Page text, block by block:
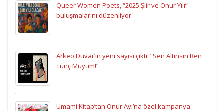
Queer Women Poets, “2025 Şiir ve Onur Yılı”
buluşmalarını düzenliyor
Arkeo Duvar’ın yeni sayısı çıktı: “Sen Altınsın Ben
Tunç Muyum!”
Umami Kitap’tan Onur Ayı’na özel kampanya